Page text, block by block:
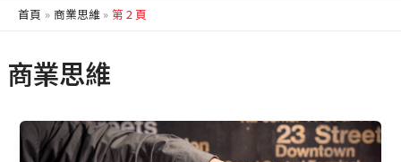
首頁 商業思維 第 2 頁
商業思維
如
何